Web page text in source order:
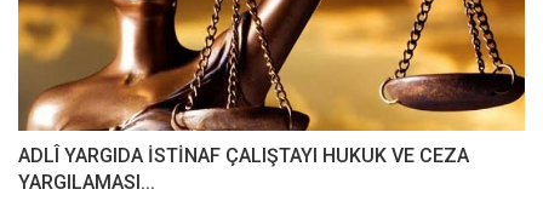
ADLÎ YARGIDA İSTİNAF ÇALIŞTAYI HUKUK VE CEZA
YARGILAMASI...